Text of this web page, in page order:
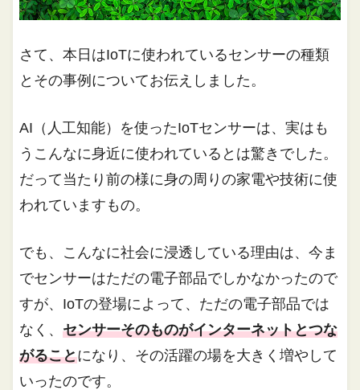
さて、本日はIoTに使われているセンサーの種類
とその事例についてお伝えしました。
AI（人工知能）を使ったIoTセンサーは、実はも
うこんなに身近に使われているとは驚きでした。
だって当たり前の様に身の周りの家電や技術に使
われていますもの。
でも、こんなに社会に浸透している理由は、今ま
でセンサーはただの電子部品でしかなかったので
すが、IoTの登場によって、ただの電子部品では
なく、センサーそのものがインターネットとつな
がることになり、その活躍の場を大きく増やして
いったのです。